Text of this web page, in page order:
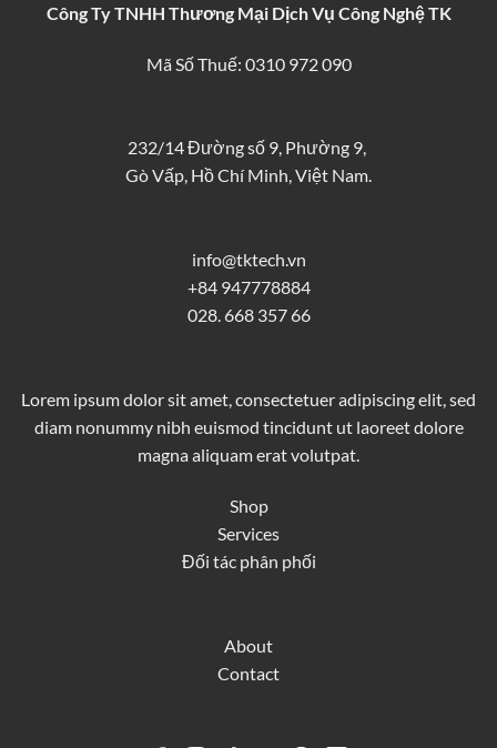
Công Ty TNHH Thương Mại Dịch Vụ Công Nghệ TK
Mã Số Thuế: 0310 972 090
232/14 Đường số 9, Phường 9,
Gò Vấp, Hồ Chí Minh, Việt Nam.
info@tktech.vn
+84 947778884
028. 668 357 66
Lorem ipsum dolor sit amet, consectetuer adipiscing elit, sed
diam nonummy nibh euismod tincidunt ut laoreet dolore
magna aliquam erat volutpat.
Shop
Services
Đối tác phân phối
About
Contact